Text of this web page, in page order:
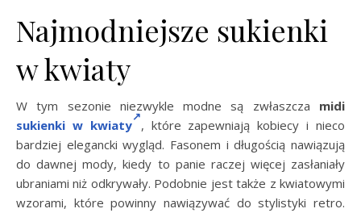
Najmodniejsze sukienki
w kwiaty
W tym sezonie niezwykle modne są zwłaszcza midi
sukienki w kwiaty
, które zapewniają kobiecy i nieco
bardziej elegancki wygląd. Fasonem i długością nawiązują
do dawnej mody, kiedy to panie raczej więcej zasłaniały
ubraniami niż odkrywały. Podobnie jest także z kwiatowymi
wzorami, które powinny nawiązywać do stylistyki retro.